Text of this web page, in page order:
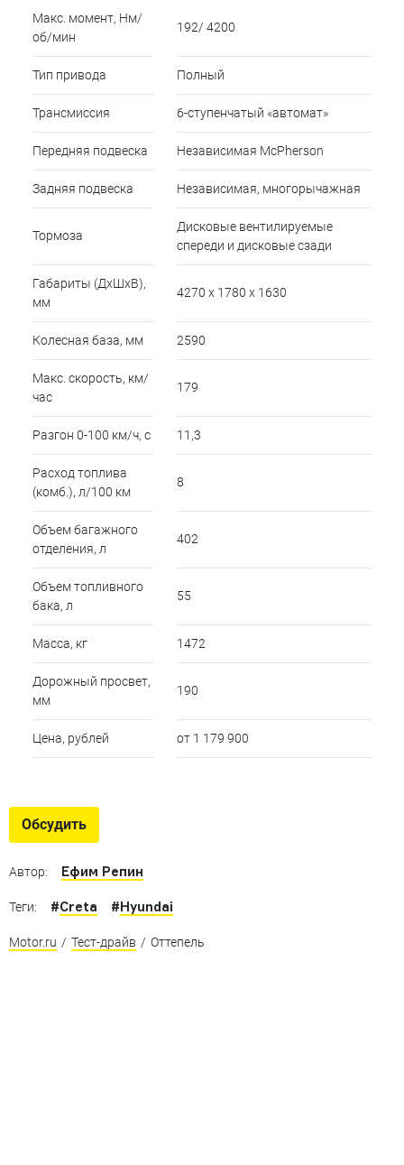
Макс. момент, Нм/
об/мин
192/ 4200
Тип привода Полный
Трансмиссия 6-ступенчатый «автомат»
Передняя подвеска Независимая McPherson
Задняя подвеска Независимая, многорычажная
Тормоза
Дисковые вентилируемые
спереди и дисковые сзади
Габариты (ДхШхВ),
мм
4270 x 1780 x 1630
Колесная база, мм 2590
Макс. скорость, км/
час
179
Разгон 0-100 км/ч, с 11,3
Расход топлива
(комб.), л/100 км
8
Объем багажного
отделения, л
402
Объем топливного
бака, л
55
Масса, кг 1472
Дорожный просвет,
мм
190
Цена, рублей от 1 179 900
Обсудить
Автор: Ефим Репин
Теги: #Creta #Hyundai
Motor.ru / Тест-драйв / Оттепель